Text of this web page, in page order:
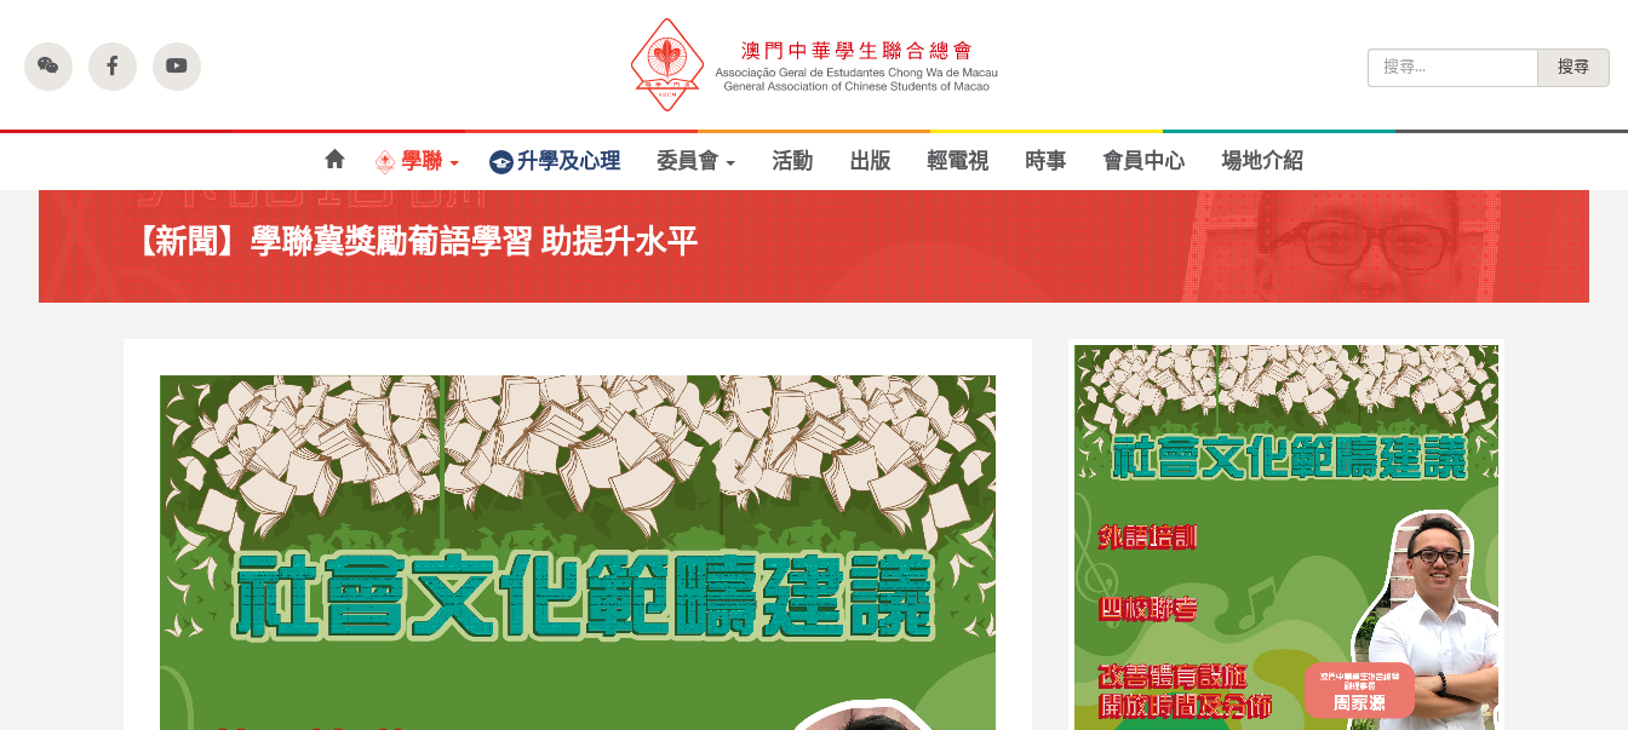
尋
學聯 升學及心理 委員會 活動 出版 輕電視 時事 會員中心 場地介紹
【新聞】學聯冀獎勵葡語學習 助提升水平